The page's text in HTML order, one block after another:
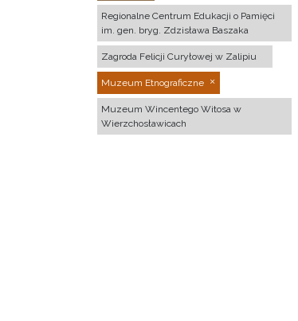
Regionalne Centrum Edukacji o Pamięci
im. gen. bryg. Zdzisława Baszaka
Zagroda Felicji Curyłowej w Zalipiu
Muzeum Etnograficzne
Muzeum Wincentego Witosa w
Wierzchosławicach